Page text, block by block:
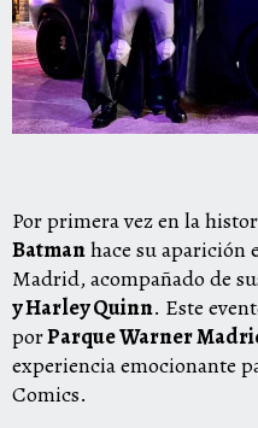
Por primera vez en la
Batmanhace su aparición
Madrid, acompañado de
y Harley Quinn. Este
porParque Warner
experiencia emocionante
Comics.